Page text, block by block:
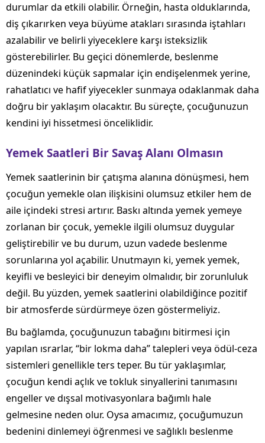
durumlar da etkili olabilir. Örneğin, hasta olduklarında,
diş çıkarırken veya büyüme atakları sırasında iştahları
azalabilir ve belirli yiyeceklere karşı isteksizlik
gösterebilirler. Bu geçici dönemlerde, beslenme
düzenindeki küçük sapmalar için endişelenmek yerine,
rahatlatıcı ve hafif yiyecekler sunmaya odaklanmak daha
doğru bir yaklaşım olacaktır. Bu süreçte, çocuğunuzun
kendini iyi hissetmesi önceliklidir.
Yemek Saatleri Bir Savaş Alanı Olmasın
Yemek saatlerinin bir çatışma alanına dönüşmesi, hem
çocuğun yemekle olan ilişkisini olumsuz etkiler hem de
aile içindeki stresi artırır. Baskı altında yemek yemeye
zorlanan bir çocuk, yemekle ilgili olumsuz duygular
geliştirebilir ve bu durum, uzun vadede beslenme
sorunlarına yol açabilir. Unutmayın ki, yemek yemek,
keyifli ve besleyici bir deneyim olmalıdır, bir zorunluluk
değil. Bu yüzden, yemek saatlerini olabildiğince pozitif
bir atmosferde sürdürmeye özen göstermeliyiz.
Bu bağlamda, çocuğunuzun tabağını bitirmesi için
yapılan ısrarlar, “bir lokma daha” talepleri veya ödül-ceza
sistemleri genellikle ters teper. Bu tür yaklaşımlar,
çocuğun kendi açlık ve tokluk sinyallerini tanımasını
engeller ve dışsal motivasyonlara bağımlı hale
gelmesine neden olur. Oysa amacımız, çocuğumuzun
bedenini dinlemeyi öğrenmesi ve sağlıklı beslenme